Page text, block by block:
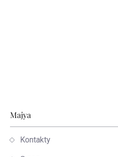
Stopka
Majya
Kontakty